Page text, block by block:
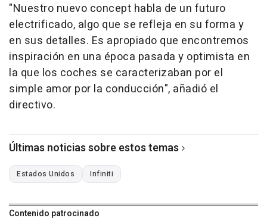
"Nuestro nuevo concept habla de un futuro
electrificado, algo que se refleja en su forma y
en sus detalles. Es apropiado que encontremos
inspiración en una época pasada y optimista en
la que los coches se caracterizaban por el
simple amor por la conducción", añadió el
directivo.
Últimas noticias sobre estos temas
Estados Unidos Infiniti
Contenido patrocinado